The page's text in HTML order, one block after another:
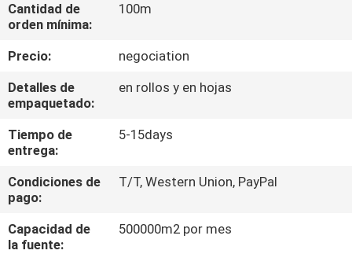
FÁBRICA
CONTROL
DE
CALIDAD
CONTACTA
CON
NOSOTROS
Cantidad de
orden mínima:
100m
Precio:
negociation
Detalles de
empaquetado:
en rollos y en hojas
Tiempo de
entrega:
5-15days
Condiciones de
pago:
T/T, Western Union, PayPal
Capacidad de
la fuente:
500000m2 por mes